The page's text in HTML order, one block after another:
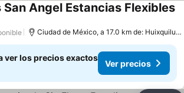
Angel Estancias Flexibles
Ciudad de México, a 17.0 km de: Huixquilucan
ver los precios exactos
Ver precios